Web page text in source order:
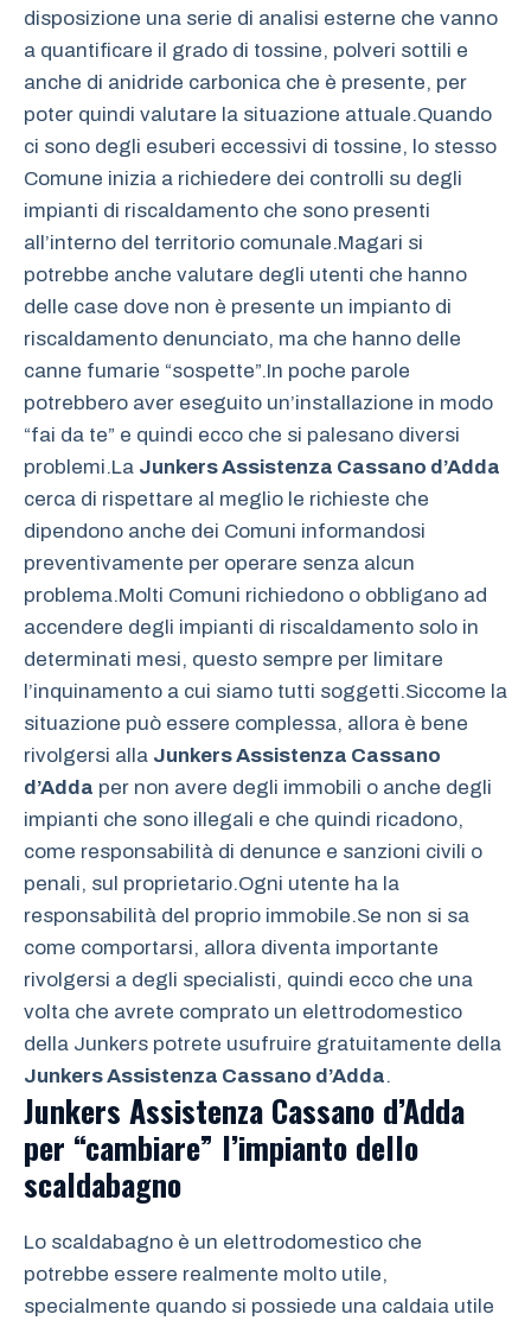
disposizione una serie di analisi esterne che vanno
a quantificare il grado di tossine, polveri sottili e
anche di anidride carbonica che è presente, per
poter quindi valutare la situazione attuale.Quando
ci sono degli esuberi eccessivi di tossine, lo stesso
Comune inizia a richiedere dei controlli su degli
impianti di riscaldamento che sono presenti
all’interno del territorio comunale.Magari si
potrebbe anche valutare degli utenti che hanno
delle case dove non è presente un impianto di
riscaldamento denunciato, ma che hanno delle
canne fumarie “sospette”.In poche parole
potrebbero aver eseguito un’installazione in modo
“fai da te” e quindi ecco che si palesano diversi
problemi.La Junkers Assistenza Cassano d’Adda
cerca di rispettare al meglio le richieste che
dipendono anche dei Comuni informandosi
preventivamente per operare senza alcun
problema.Molti Comuni richiedono o obbligano ad
accendere degli impianti di riscaldamento solo in
determinati mesi, questo sempre per limitare
l’inquinamento a cui siamo tutti soggetti.Siccome la
situazione può essere complessa, allora è bene
rivolgersi alla Junkers Assistenza Cassano
d’Adda per non avere degli immobili o anche degli
impianti che sono illegali e che quindi ricadono,
come responsabilità di denunce e sanzioni civili o
penali, sul proprietario.Ogni utente ha la
responsabilità del proprio immobile.Se non si sa
come comportarsi, allora diventa importante
rivolgersi a degli specialisti, quindi ecco che una
volta che avrete comprato un elettrodomestico
della Junkers potrete usufruire gratuitamente della
Junkers Assistenza Cassano d’Adda.
Junkers Assistenza Cassano d’Adda
per “cambiare” l’impianto dello
scaldabagno
Lo scaldabagno è un elettrodomestico che
potrebbe essere realmente molto utile,
specialmente quando si possiede una caldaia utile